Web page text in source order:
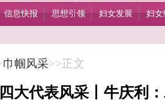
信息快报 思想引领 妇女发展 妇女
巾帼风采>>正文
大代表风采丨牛庆利